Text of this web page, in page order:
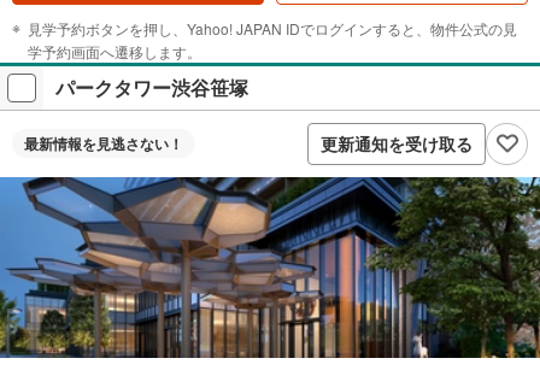
見学予約ボタンを押し、Yahoo! JAPAN IDでログインすると、物件公式の見
学予約画面へ遷移します。
パークタワー渋谷笹塚
最新情報を見逃さない！ 更新通知を受け取る